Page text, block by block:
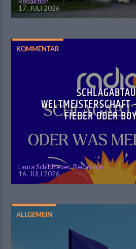
17. JULI 2026
KOMMENTAR
WELTMEISTERSCHAFT
IEBER ODER
Laura Schildheuer,Redaktion
16. JULI 2026
ALLGEMEIN